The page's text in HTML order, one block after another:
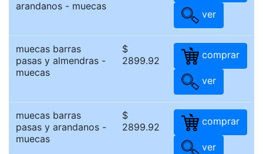
arandanos - muecas
ver
muecas barras
pasas y almendras -
muecas
$
2899.92
comprar
ver
muecas barras
pasas y arandanos -
muecas
$
2899.92
comprar
ver